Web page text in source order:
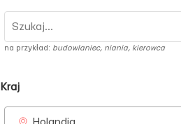
na przykład: budowlaniec, niania, kierowca
Kraj